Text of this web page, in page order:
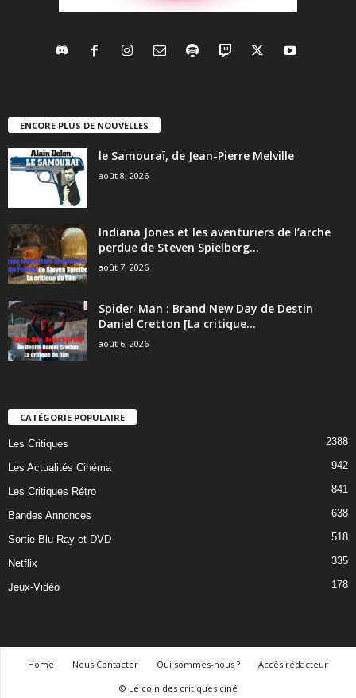
ENCORE PLUS DE NOUVELLES
le Samouraï, de Jean-Pierre Melville
août 8, 2026
Indiana Jones et les aventuriers de l’arche
perdue de Steven Spielberg...
août 7, 2026
Spider-Man : Brand New Day de Destin
Daniel Cretton [La critique...
août 6, 2026
CATÉGORIE POPULAIRE
Les Critiques 2388
Les Actualités Cinéma 942
Les Critiques Rétro 841
Bandes Annonces 638
Sortie Blu-Ray et DVD 518
Netflix 335
Jeux-Vidéo 178
Home Nous Contacter Qui sommes-nous ?
Accès rédacteur
© Le coin des critiques ciné